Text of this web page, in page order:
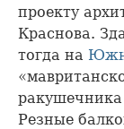
проекту
Краснова.
тогда на
Резные